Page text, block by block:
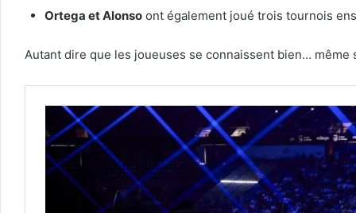
Ortega et Alonso ont également joué trois tournois
Autant dire que les joueuses se connaissent bien… même